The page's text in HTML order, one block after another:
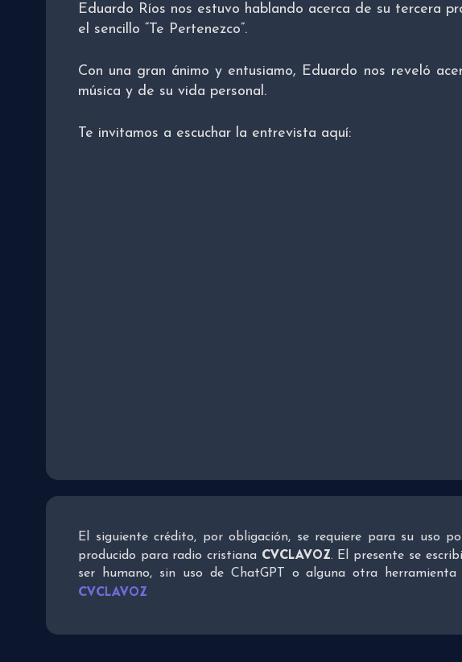
Eduardo Ríos nos estuvo hablando acerca de su tercera
el sencillo “Te Pertenezco”.
Con una gran ánimo y entusiamo, Eduardo nos reveló
música y de su vida personal.
Te invitamos a escuchar la entrevista aquí:
El siguiente crédito, por obligación, se requiere para su uso
producido para radio cristiana CVCLAVOZ. El presente se
ser humano, sin uso de ChatGPT o alguna otra herramienta
CVCLAVOZ